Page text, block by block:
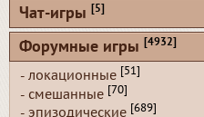
Чат-игры [5]
Форумные игры [4932]
- локационные [51]
- смешанные [70]
- эпизодические [689]